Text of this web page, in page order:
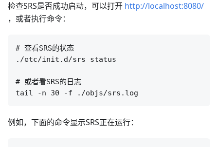
检查SRS是否成功启动，可以打开 http://localhost:8080/
，或者执行命令：
# 查看SRS的状态
./etc/init.d/srs status
# 或者看SRS的日志
例如，下面的命令显示SRS正在运行：